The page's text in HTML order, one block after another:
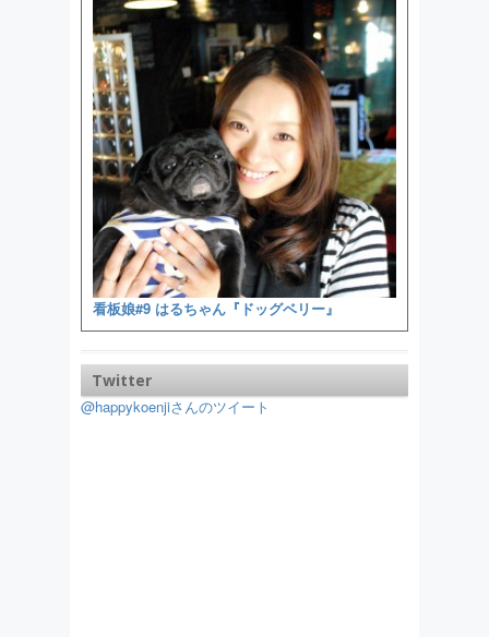
看板娘#9 はるちゃん『ドッグベリー』
Twitter
@happykoenjiさんのツイート